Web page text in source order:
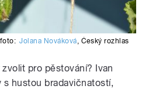
foto: Jolana Nováková Český rozhlas
pro pěstování? Ivan
hustou bradavičnatostí,